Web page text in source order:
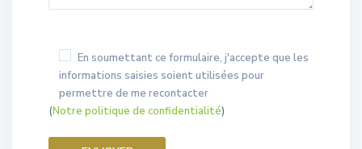
En soumettant ce formulaire, j'accepte que les
informations saisies soient utilisées pour
permettre de me recontacter
(Notre politique de confidentialité)